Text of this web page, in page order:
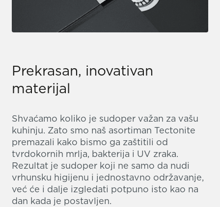
Prekrasan, inovativan
materijal
Shvaćamo koliko je sudoper važan za vašu
kuhinju. Zato smo naš asortiman Tectonite
premazali kako bismo ga zaštitili od
tvrdokornih mrlja, bakterija i UV zraka.
Rezultat je sudoper koji ne samo da nudi
vrhunsku higijenu i jednostavno održavanje,
već će i dalje izgledati potpuno isto kao na
dan kada je postavljen.